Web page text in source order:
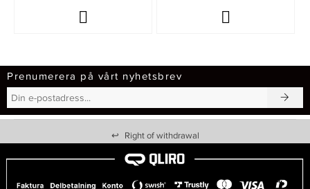
Prenumerera på vårt nyhetsbrev
↩ Right of withdrawal